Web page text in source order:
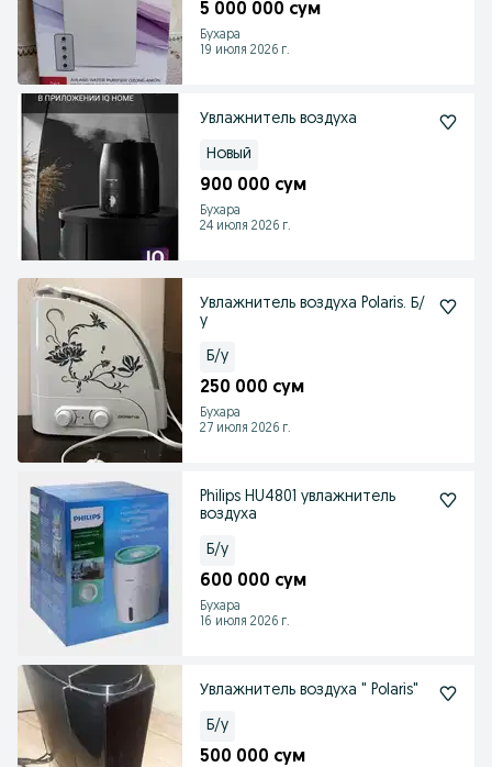
5 000 000 сум
Бухара
19 июля 2026 г.
Увлажнитель воздуха
Новый
900 000 сум
Бухара
24 июля 2026 г.
Увлажнитель воздуха Polaris. Б/
у
Б/у
250 000 сум
Бухара
27 июля 2026 г.
Philips HU4801 увлажнитель
воздуха
Б/у
600 000 сум
Бухара
16 июля 2026 г.
Увлажнитель воздуха " Polaris"
Б/у
500 000 сум